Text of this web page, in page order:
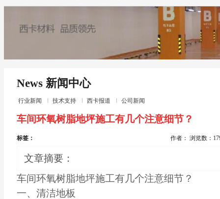
News 新闻中心
行业新闻 技术支持 西卡报道 公司新闻
车间环氧树脂地坪施工有几个注意细节？
标签： 作者： 浏览数：
文章摘要：
车间环氧树脂地坪施工有几个注意细节？
一、清洁地板